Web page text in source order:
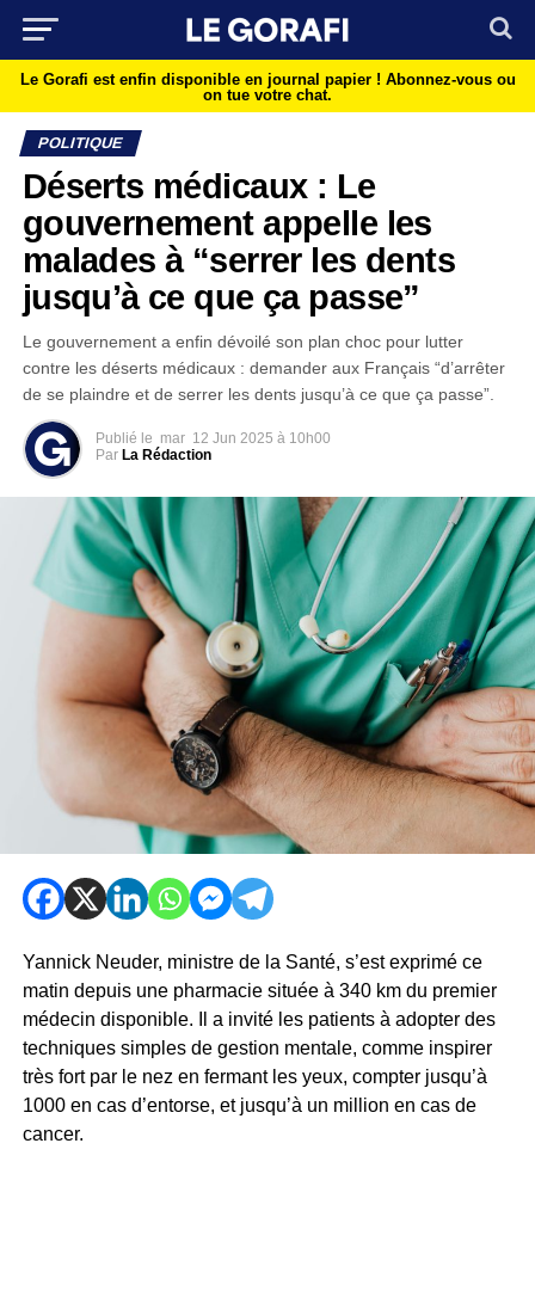
Le Gorafi est enfin disponible en journal papier ! Abonnez-vous ou
on tue votre chat.
POLITIQUE
Déserts médicaux : Le
gouvernement appelle les
malades à “serrer les dents
jusqu’à ce que ça passe”
Le gouvernement a enfin dévoilé son plan choc pour lutter
contre les déserts médicaux : demander aux Français “d’arrêter
de se plaindre et de serrer les dents jusqu’à ce que ça passe”.
Publié le mar 12 Jun 2025 à 10h00
Par La Rédaction
Yannick Neuder, ministre de la Santé, s’est exprimé ce
matin depuis une pharmacie située à 340 km du premier
médecin disponible. Il a invité les patients à adopter des
techniques simples de gestion mentale, comme inspirer
très fort par le nez en fermant les yeux, compter jusqu’à
1000 en cas d’entorse, et jusqu’à un million en cas de
cancer.